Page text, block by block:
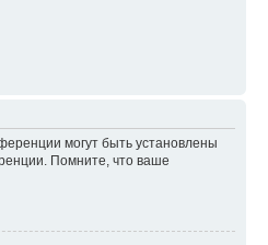
могут быть установлены
Помните, что ваше